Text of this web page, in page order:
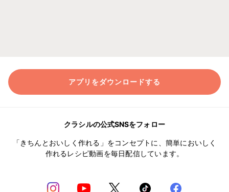
アプリをダウンロードする
クラシルの公式SNSをフォロー
「きちんとおいしく作れる」をコンセプトに、簡単においしく
作れるレシピ動画を毎日配信しています。